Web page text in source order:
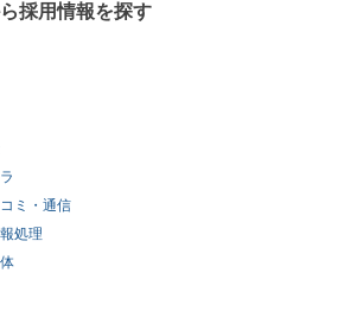
採用情報を探す
ミ・通信
処理